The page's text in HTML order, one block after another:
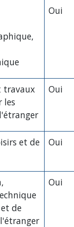
Oui
travaux
les
Oui
et de
Oui
de
Oui